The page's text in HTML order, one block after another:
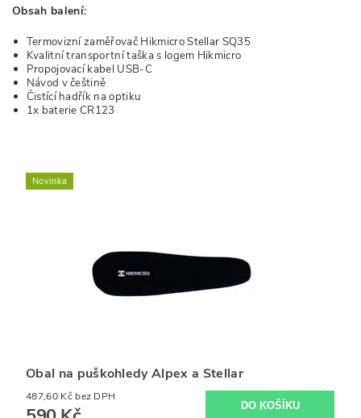
Obsah balení:
Termovizní zaměřovač Hikmicro Stellar SQ35
Kvalitní transportní taška s logem Hikmicro
Propojovací kabel USB-C
Návod v češtině
Čistící hadřík na optiku
1x baterie CR123
Novinka
Obal na puškohledy Alpex a Stellar
487,60 Kč bez DPH